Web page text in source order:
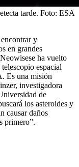
tarde. Foto: ESA
y
en grandes
ha vuelto
espacial
Es una misión
investigadora
de
los asteroides y
causar daños
primero”.